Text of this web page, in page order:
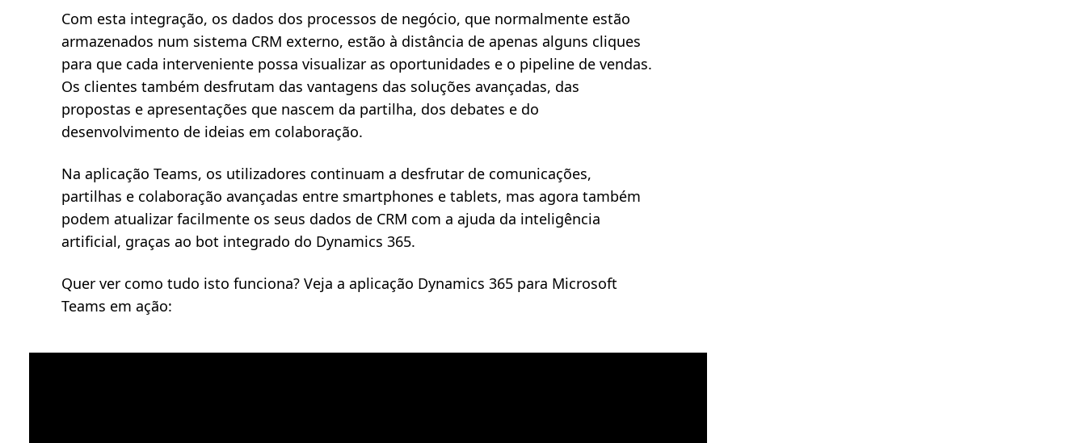
Com esta integração, os dados dos processos de negócio, que normalmente estão
armazenados num sistema CRM externo, estão à distância de apenas alguns cliques
para que cada interveniente possa visualizar as oportunidades e o pipeline de vendas.
Os clientes também desfrutam das vantagens das soluções avançadas, das
propostas e apresentações que nascem da partilha, dos debates e do
desenvolvimento de ideias em colaboração.
Na aplicação Teams, os utilizadores continuam a desfrutar de comunicações,
partilhas e colaboração avançadas entre smartphones e tablets, mas agora também
podem atualizar facilmente os seus dados de CRM com a ajuda da inteligência
artificial, graças ao bot integrado do Dynamics 365.
Quer ver como tudo isto funciona? Veja a aplicação Dynamics 365 para Microsoft
Teams em ação: